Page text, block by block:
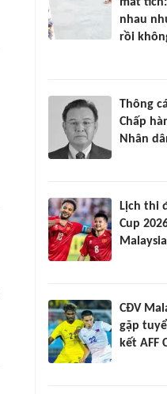
nhau
rồi
Thông
Chấp
Nhân
Lịch thi
Cup
CĐV
gặp
kết AFF